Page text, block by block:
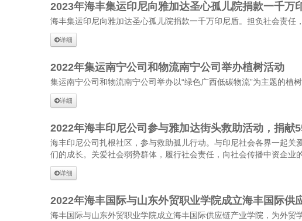
2023年海丰集运印尼向雅加达圣心孤儿院捐款一千万
海丰集运印尼向雅加达圣心孤儿院捐款一千万印尼盾。担负社会责任
详细
2022年集运南宁公司和物流南宁公司举办植树活动
集运南宁公司和物流南宁公司举办以“绿色广西低碳物流”为主题的植
详细
2022年海丰印尼公司参与雅加达街头救助活动，捐献
海丰印尼公司扎根社区，参与救助孤儿行动。与印尼社会各界一起
们的成长。关爱社会弱势群体，履行社会责任，向社会传播中资企业
详细
2022年海丰国际与山东外贸职业学院成立海丰国际供
海丰国际与山东外贸职业学院成立海丰国际供应链产业学院，为外贸